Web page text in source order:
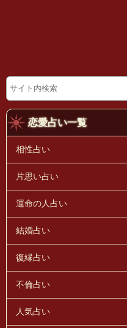
恋愛占い一覧
相性占い
片思い占い
運命の人占い
結婚占い
復縁占い
不倫占い
人気占い